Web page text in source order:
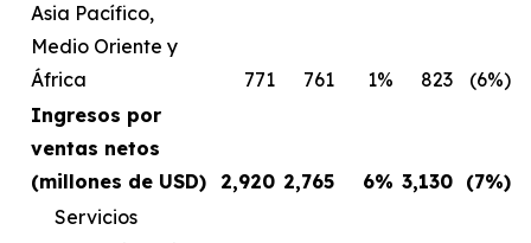
Asia Pacífico,
Medio Oriente y
África
771 761 1% 823
(6%)
Ingresos por
ventas netos
(millones de USD)
2,920 2,765 6% 3,130 (7%)
Servicios